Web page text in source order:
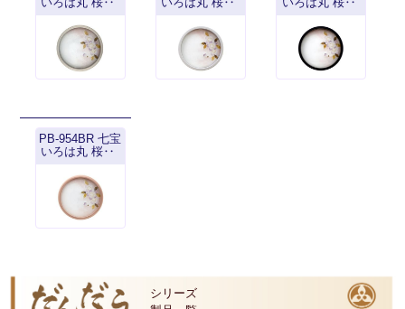
PB-954BR 七宝
いろは丸 桜‥
シリーズ